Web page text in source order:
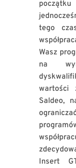
tego
Wasz
na
wartości
Saldeo,
Insert